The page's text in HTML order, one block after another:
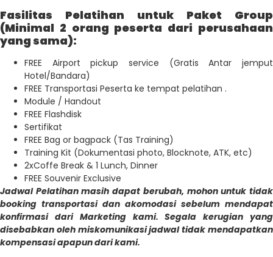
Fasilitas Pelatihan untuk Paket Group
(Minimal 2 orang peserta dari perusahaan
yang sama):
FREE Airport pickup service (Gratis Antar jemput
Hotel/Bandara)
FREE Transportasi Peserta ke tempat pelatihan .
Module / Handout
FREE Flashdisk
Sertifikat
FREE Bag or bagpack (Tas Training)
Training Kit (Dokumentasi photo, Blocknote, ATK, etc)
2xCoffe Break & 1 Lunch, Dinner
FREE Souvenir Exclusive
Jadwal Pelatihan masih dapat berubah, mohon untuk tidak
booking transportasi dan akomodasi sebelum mendapat
konfirmasi dari Marketing kami. Segala kerugian yang
disebabkan oleh miskomunikasi jadwal tidak mendapatkan
kompensasi apapun dari kami.